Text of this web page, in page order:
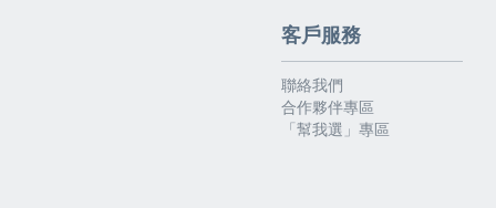
客戶服務
聯絡我們
合作夥伴專區
「幫我選」專區